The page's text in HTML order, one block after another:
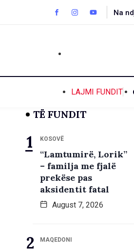
Na
LAJMI FUNDIT
TË FUNDIT
KOSOVË
“Lamtumirë, Lorik”
– familja me fjalë
prekëse pas
aksidentit fatal
August 7, 2026
MAQEDONI